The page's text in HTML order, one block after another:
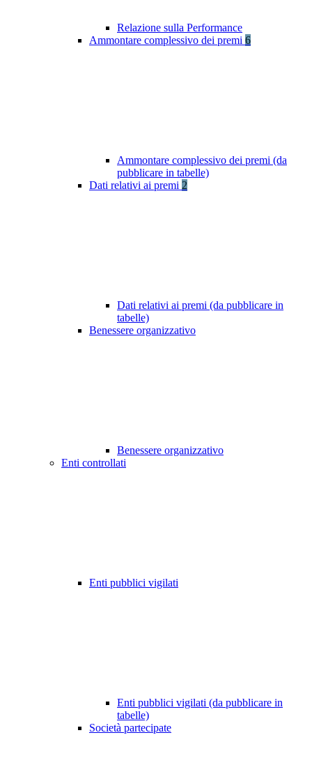
Relazione sulla Performance
Ammontare complessivo dei premi 6
Ammontare complessivo dei premi (da
pubblicare in tabelle)
Dati relativi ai premi 2
Dati relativi ai premi (da pubblicare in
tabelle)
Benessere organizzativo
Benessere organizzativo
Enti controllati
Enti pubblici vigilati
Enti pubblici vigilati (da pubblicare in
tabelle)
Società partecipate